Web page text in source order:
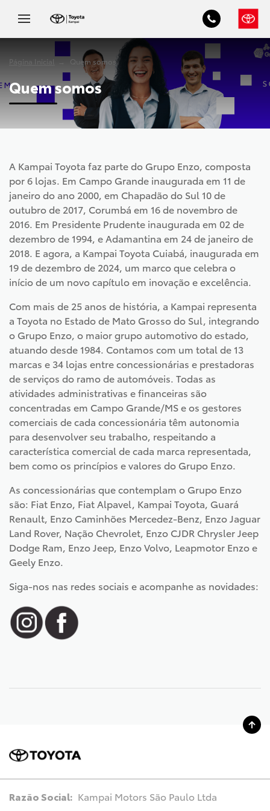
Página Inicial Quem somos
Quem somos
A Kampai Toyota faz parte do Grupo Enzo, composta
por 6 lojas. Em Campo Grande inaugurada em 11 de
janeiro do ano 2000, em Chapadão do Sul 10 de
outubro de 2017, Corumbá em 16 de novembro de
2016. Em Presidente Prudente inaugurada em 02 de
dezembro de 1994, e Adamantina em 24 de janeiro de
2018. E agora, a Kampai Toyota Cuiabá, inaugurada em
19 de dezembro de 2024, um marco que celebra o
início de um novo capítulo em inovação e excelência.
Com mais de 25 anos de história, a Kampai representa
a Toyota no Estado de Mato Grosso do Sul, integrando
o Grupo Enzo, o maior grupo automotivo do estado,
atuando desde 1984. Contamos com um total de 13
marcas e 34 lojas entre concessionárias e prestadoras
de serviços do ramo de automóveis. Todas as
atividades administrativas e financeiras são
concentradas em Campo Grande/MS e os gestores
comerciais de cada concessionária têm autonomia
para desenvolver seu trabalho, respeitando a
característica comercial de cada marca representada,
bem como os princípios e valores do Grupo Enzo.
As concessionárias que contemplam o Grupo Enzo
são: Fiat Enzo, Fiat Alpavel, Kampai Toyota, Guará
Renault, Enzo Caminhões Mercedez-Benz, Enzo Jaguar
Land Rover, Nação Chevrolet, Enzo CJDR Chrysler Jeep
Dodge Ram, Enzo Jeep, Enzo Volvo, Leapmotor Enzo e
Geely Enzo.
Siga-nos nas redes sociais e acompanhe as novidades:
Razão Social: Kampai Motors São Paulo Ltda